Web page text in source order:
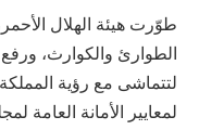
طوّرت هيئة الهلال
الطوارئ والكوارث، ورفع
لمعايير الأمانة العامة